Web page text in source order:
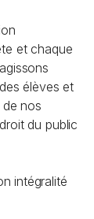
et chaque
élèves et
nos
du public
intégralité